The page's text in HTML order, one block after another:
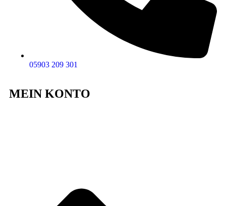
05903 209 301
MEIN KONTO